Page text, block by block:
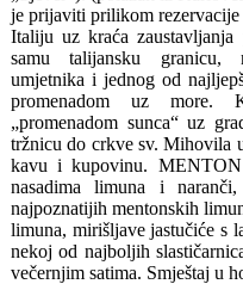
je prijaviti prilikom
Italiju uz kraća
samu talijansku granicu,
umjetnika i jednog od
promenadom uz more.
„promenadom sunca“ uz
tržnicu do crkve sv. Mihovila
kavu i kupovinu.
nasadima limuna i
najpoznatijih mentonskih
limuna, mirišljave jastučiće s
nekoj od najboljih
večernjim satima. Smještaj u